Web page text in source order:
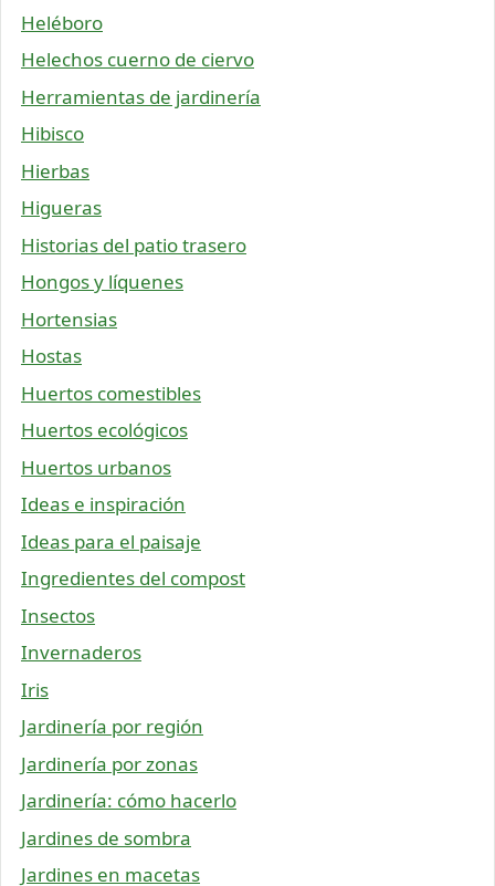
Heléboro
Helechos cuerno de ciervo
Herramientas de jardinería
Hibisco
Hierbas
Higueras
Historias del patio trasero
Hongos y líquenes
Hortensias
Hostas
Huertos comestibles
Huertos ecológicos
Huertos urbanos
Ideas e inspiración
Ideas para el paisaje
Ingredientes del compost
Insectos
Invernaderos
Iris
Jardinería por región
Jardinería por zonas
Jardinería: cómo hacerlo
Jardines de sombra
Jardines en macetas